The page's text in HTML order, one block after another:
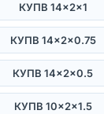
КУПВ 14×2×1
КУПВ 14×2×0.75
КУПВ 14×2×0.5
КУПВ 10×2×1.5